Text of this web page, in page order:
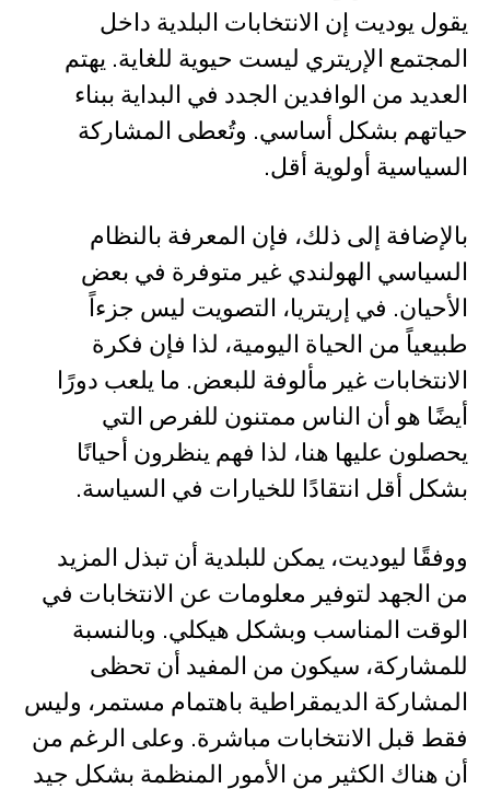
يقول يوديت إن الانتخابات البلدية داخل
المجتمع الإريتري ليست حيوية للغاية. يهتم
العديد من الوافدين الجدد في البداية ببناء
حياتهم بشكل أساسي. وتُعطى المشاركة
السياسية أولوية أقل.
بالإضافة إلى ذلك، فإن المعرفة بالنظام
السياسي الهولندي غير متوفرة في بعض
الأحيان. في إريتريا، التصويت ليس جزءاً
طبيعياً من الحياة اليومية، لذا فإن فكرة
الانتخابات غير مألوفة للبعض. ما يلعب دورًا
أيضًا هو أن الناس ممتنون للفرص التي
يحصلون عليها هنا، لذا فهم ينظرون أحيانًا
بشكل أقل انتقادًا للخيارات في السياسة.
ووفقًا ليوديت، يمكن للبلدية أن تبذل المزيد
من الجهد لتوفير معلومات عن الانتخابات في
الوقت المناسب وبشكل هيكلي. وبالنسبة
للمشاركة، سيكون من المفيد أن تحظى
المشاركة الديمقراطية باهتمام مستمر، وليس
فقط قبل الانتخابات مباشرة. وعلى الرغم من
أن هناك الكثير من الأمور المنظمة بشكل جيد